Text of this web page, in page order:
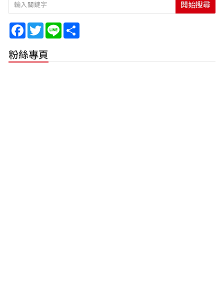
開始搜尋
Facebook
TwitterLine
粉絲專頁